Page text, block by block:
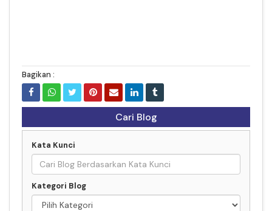
Bagikan :
Cari Blog
Kata Kunci
Kategori Blog